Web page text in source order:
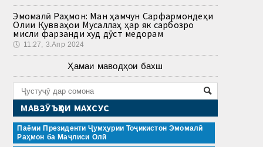
Эмомалӣ Раҳмон: Ман ҳамчун Сарфармондеҳи
Олии Қувваҳои Мусаллаҳ ҳар як сарбозро
мисли фарзанди худ дӯст медорам
🕔 11:27, 3.Апр 2024
Ҳамаи маводҳои бахш
МАВЗӮЪҲОИ МАХСУС
Паёми Президенти Ҷумҳурии Тоҷикистон Эмомалӣ
Раҳмон ба Маҷлиси Олӣ